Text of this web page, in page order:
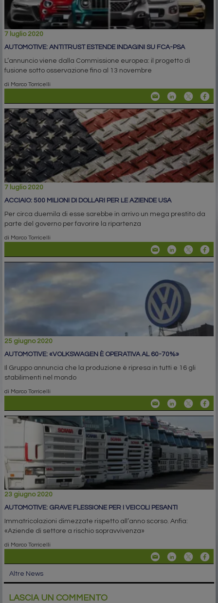
7 luglio 2020
AUTOMOTIVE: ANTITRUST ESTENDE INDAGINI SU FCA-PSA
L’annuncio viene dalla Commissione europea: il progetto di
fusione sotto osservazione fino al 13 novembre
di Marco Torricelli
7 luglio 2020
ACCIAIO: 500 MILIONI DI DOLLARI PER LE AZIENDE USA
Per circa duemila di esse sarebbe in arrivo un mega prestito da
parte del governo per favorire la ripartenza
di Marco Torricelli
25 giugno 2020
AUTOMOTIVE: «VOLKSWAGEN È OPERATIVA AL 60-70%»
Il Gruppo annuncia che la produzione è ripresa in tutti e 16 gli
stabilimenti nel mondo
di Marco Torricelli
23 giugno 2020
AUTOMOTIVE: GRAVE FLESSIONE PER I VEICOLI PESANTI
Immatricolazioni dimezzate rispetto all’anno scorso. Anfia:
«Aziende di settore a rischio sopravvivenza»
di Marco Torricelli
Altre News
LASCIA UN COMMENTO